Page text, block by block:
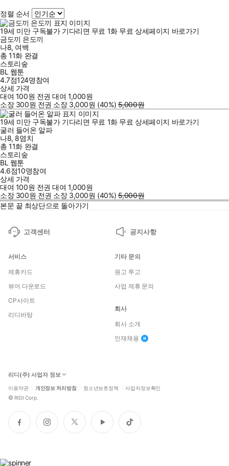
정렬 순서
19세 미만 구독불가 기다리면 무료 1화 무료 상세페이지 바로가기
금도끼 은도끼
나8, 여백
총 11화 완결
스토리숲
BL 웹툰
4.7점124명참여
상세 가격
대여 100원 전권 대여1,000원
소장 300원 전권 소장 3,000원 (40%) 5,000원
19세 미만 구독불가 기다리면 무료 1화 무료 상세페이지 바로가기
굴러 들어온 알파
나8, 8염치
총 11화 완결
스토리숲
BL 웹툰
4.6점10명참여
상세 가격
대여 100원 전권 대여1,000원
소장 300원 전권 소장 3,000원 (40%) 5,000원
본문 끝 최상단으로 돌아가기
고객센터 공지사항
서비스
제휴카드
뷰어 다운로드
CP사이트
리디바탕
기타 문의
원고 투고
사업 제휴 문의
회사
회사 소개
인재채용
리디(주) 사업자 정보
이용약관 개인정보 처리방침 청소년보호정책 사업자정보확인
© RIDI Corp.
페
이
인
스
트
위
유
튜
틱
톡